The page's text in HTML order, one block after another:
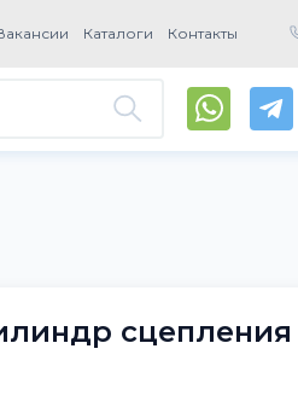
Каталоги Контакты
сцепления